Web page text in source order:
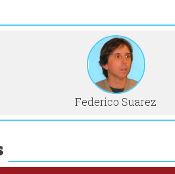
Federico Suarez